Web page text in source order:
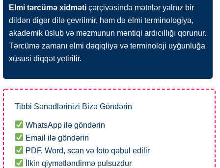
Elmi tərcümə xidməti çərçivəsində mətnlər yalnız bir
dildən digər dilə çevrilmir, həm də elmi terminologiya,
akademik üslub və məzmunun məntiqi ardıcıllığı qorunur.
Tərcümə zamanı elmi dəqiqliyə və terminoloji uyğunluğa
xüsusi diqqət yetirilir.
Tibbi Sənədlərinizi Bizə Göndərin
WhatsApp ilə göndərin
Email ilə göndərin
PDF, Word, scan və foto qəbul edilir
İlkin qiymətləndirmə pulsuzdur